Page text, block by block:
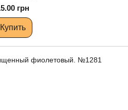
грн
Купить